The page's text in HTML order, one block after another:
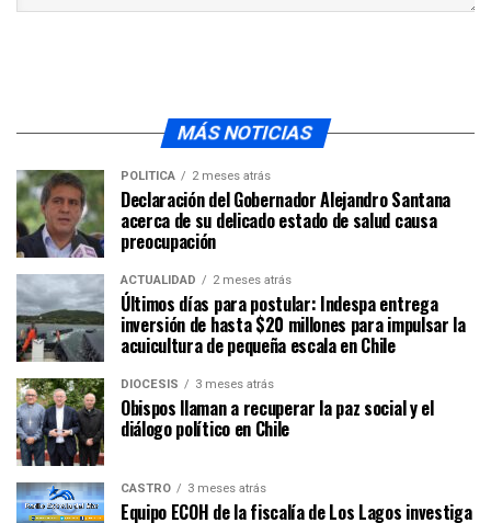
MÁS NOTICIAS
POLÍTICA 2 meses atrás
Declaración del Gobernador Alejandro Santana
acerca de su delicado estado de salud causa
preocupación
ACTUALIDAD 2 meses atrás
Últimos días para postular: Indespa entrega
inversión de hasta $20 millones para impulsar la
acuicultura de pequeña escala en Chile
DIÓCESIS 3 meses atrás
Obispos llaman a recuperar la paz social y el
diálogo político en Chile
CASTRO 3 meses atrás
Equipo ECOH de la fiscalía de Los Lagos investiga